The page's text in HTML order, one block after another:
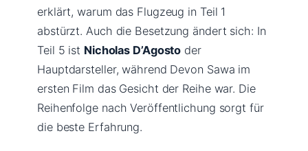
erklärt, warum das Flugzeug in Teil 1
abstürzt. Auch die Besetzung ändert sich: In
Teil 5 ist Nicholas D’Agosto der
Hauptdarsteller, während Devon Sawa im
ersten Film das Gesicht der Reihe war. Die
Reihenfolge nach Veröffentlichung sorgt für
die beste Erfahrung.